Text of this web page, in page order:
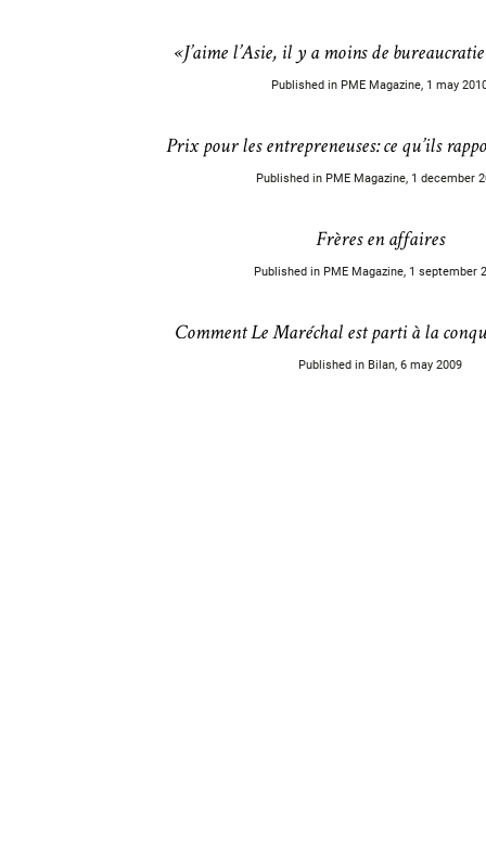
«J’aime l’Asie, il y a moins de bureaucratie
Published in PME Magazine, 1 may
Prix pour les entrepreneuses: ce qu’ils
Published in PME Magazine, 1 december
Frères en affaires
Published in PME Magazine, 1 september
Comment Le Maréchal est parti à la
Published in Bilan, 6 may 2009